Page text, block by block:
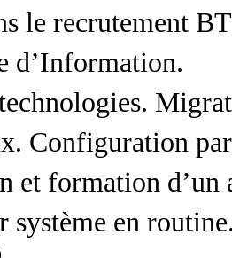
le recrutement
d’Information.
Configuration
et formation
système en